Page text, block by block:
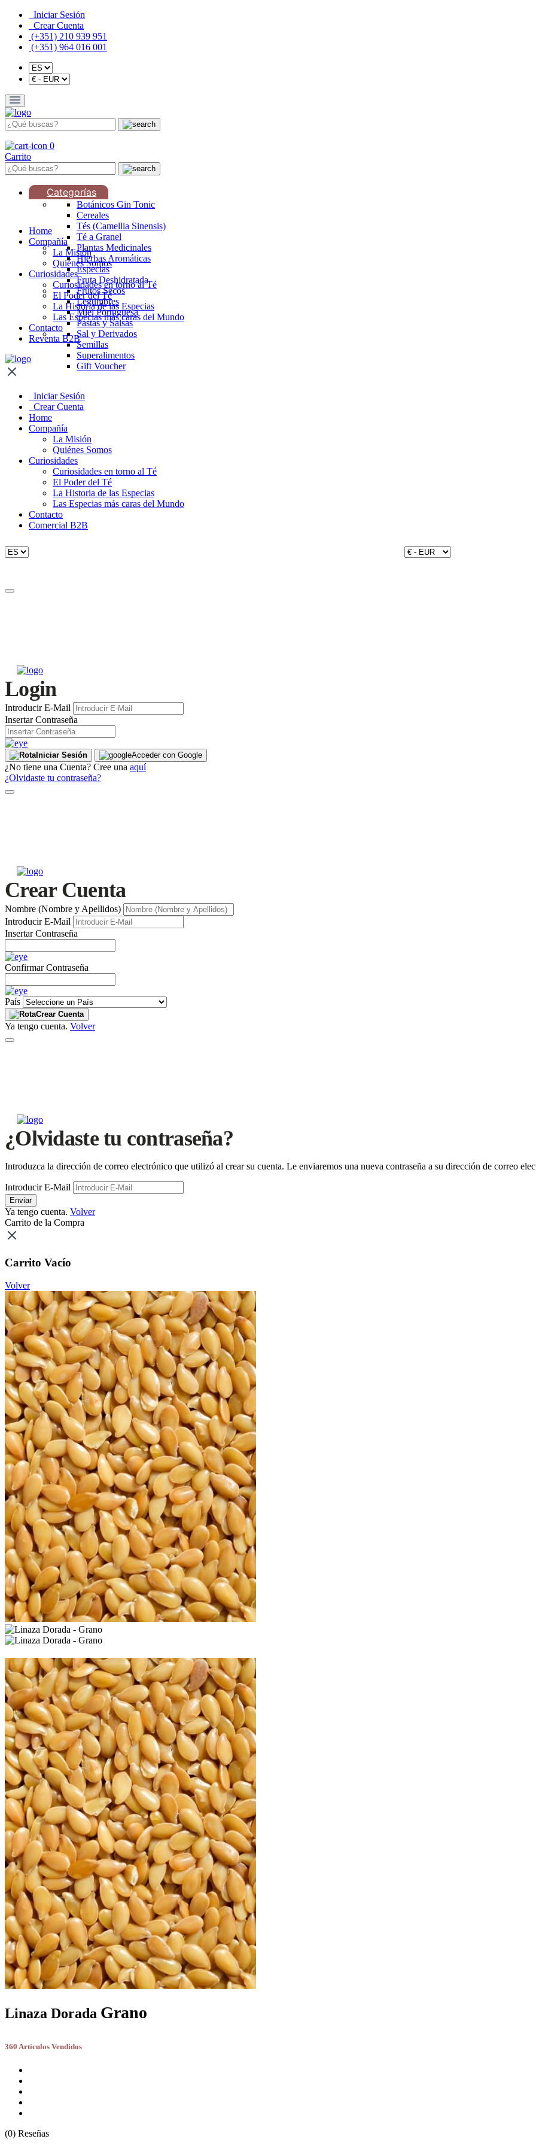
Iniciar Sesión
Crear Cuenta
(+351) 210 939 951
(+351) 964 016 001
0
Carrito
Categorías
Botánicos Gin Tonic
Cereales
Tés (Camellia Sinensis)
Té a Granel
Plantas Medicinales
Hierbas Aromáticas
Especias
Fruta Deshidratada
Frutos Secos
Legumbres
Miel Portuguesa
Pastas y Salsas
Sal y Derivados
Semillas
Superalimentos
Gift Voucher
Home
Compañía
La Misión
Quiénes Somos
Curiosidades
Curiosidades en torno al Té
El Poder del Té
La Historia de las Especias
Las Especias más caras del Mundo
Contacto
Reventa B2B
Iniciar Sesión
Crear Cuenta
Home
Compañía
La Misión
Quiénes Somos
Curiosidades
Curiosidades en torno al Té
El Poder del Té
La Historia de las Especias
Las Especias más caras del Mundo
Contacto
Comercial B2B
Login
Introducir E-Mail
Insertar Contraseña
Iniciar Sesión Acceder con Google
¿No tiene una Cuenta? Cree una aquí
¿Olvidaste tu contraseña?
Crear Cuenta
Nombre (Nombre y Apellidos)
Introducir E-Mail
Insertar Contraseña
Confirmar Contraseña
País
Crear Cuenta
Ya tengo cuenta. Volver
¿Olvidaste tu contraseña?
Introduzca la dirección de correo electrónico que utilizó al crear su cuenta. Le enviaremos una nueva contraseña a su dirección de correo
Introducir E-Mail
Enviar
Ya tengo cuenta. Volver
Carrito de la Compra
Carrito Vacío
Volver
Linaza Dorada Grano
360 Artículos Vendidos
(0) Reseñas